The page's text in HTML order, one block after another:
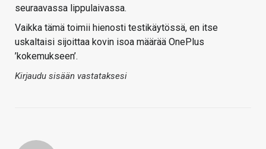
seuraavassa lippulaivassa.
Vaikka tämä toimii hienosti testikäytössä, en itse
uskaltaisi sijoittaa kovin isoa määrää OnePlus
’kokemukseen’.
Kirjaudu sisään vastataksesi